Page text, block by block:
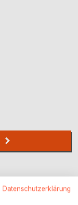
Datenschutzerklärung